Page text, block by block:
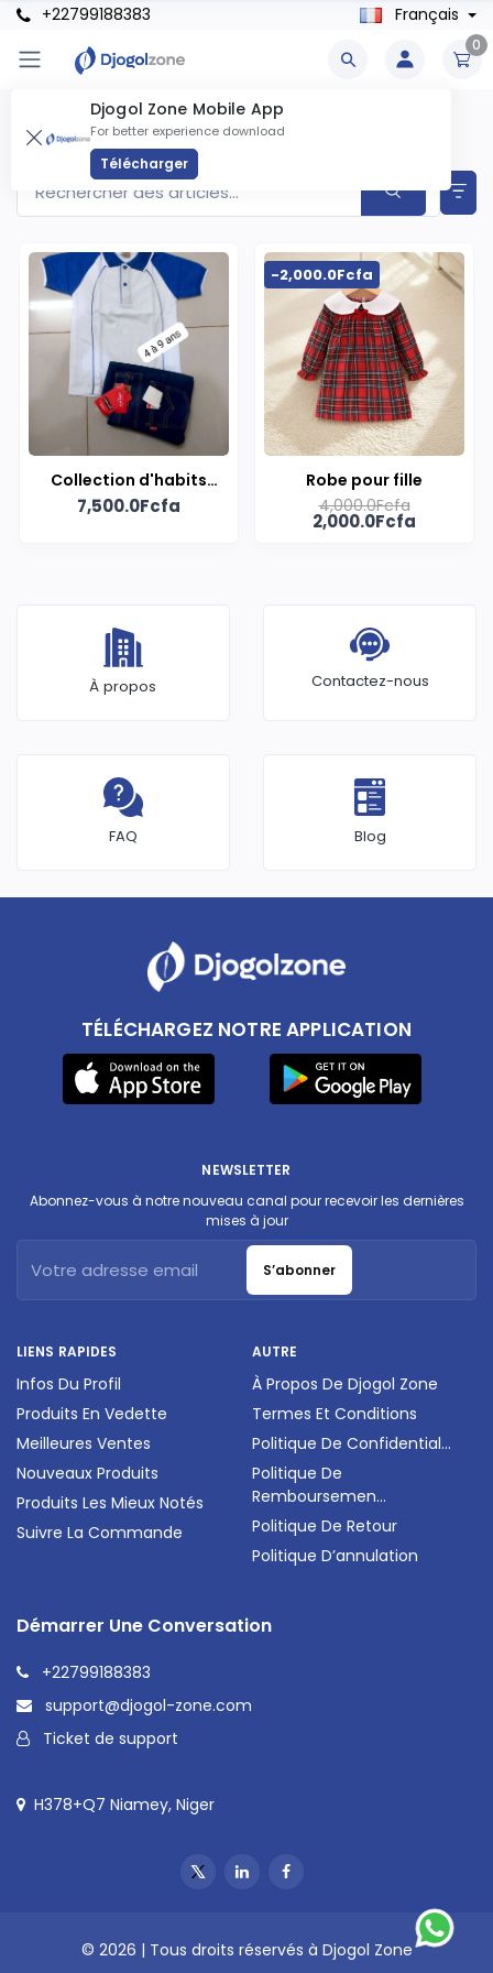
+22799188383 Français
0
Djogol Zone Mobile App
For better experience download
Télécharger
Vêtement Enfants & Bébés Produits
Articles trouvés
Collection d'habits
pour garçons
7,500.0Fcfa
-2,000.0Fcfa
Robe pour fille
4,000.0Fcfa
2,000.0Fcfa
À propos Contactez-nous
FAQ Blog
TÉLÉCHARGEZ NOTRE APPLICATION
LIENS RAPIDES
Infos Du Profil
Produits En Vedette
Meilleures Ventes
Nouveaux Produits
Produits Les Mieux Notés
Suivre La Commande
AUTRE
À Propos De Djogol Zone
Termes Et Conditions
Politique De Confidential...
Politique De
Remboursemen...
Politique De Retour
Politique D’annulation
NEWSLETTER
Abonnez-vous à notre nouveau canal pour recevoir les dernières
mises à jour
S’abonner
Démarrer Une Conversation
+22799188383
support@djogol-zone.com
Ticket de support
H378+Q7 Niamey, Niger
© 2026 | Tous droits réservés à Djogol Zone